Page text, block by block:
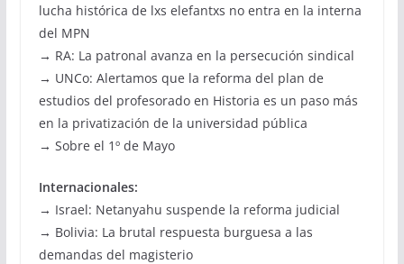
lucha histórica de lxs elefantxs no entra en la interna
del MPN
→ RA: La patronal avanza en la persecución sindical
→ UNCo: Alertamos que la reforma del plan de
estudios del profesorado en Historia es un paso más
en la privatización de la universidad pública
→ Sobre el 1º de Mayo
Internacionales:
→ Israel: Netanyahu suspende la reforma judicial
→ Bolivia: La brutal respuesta burguesa a las
demandas del magisterio